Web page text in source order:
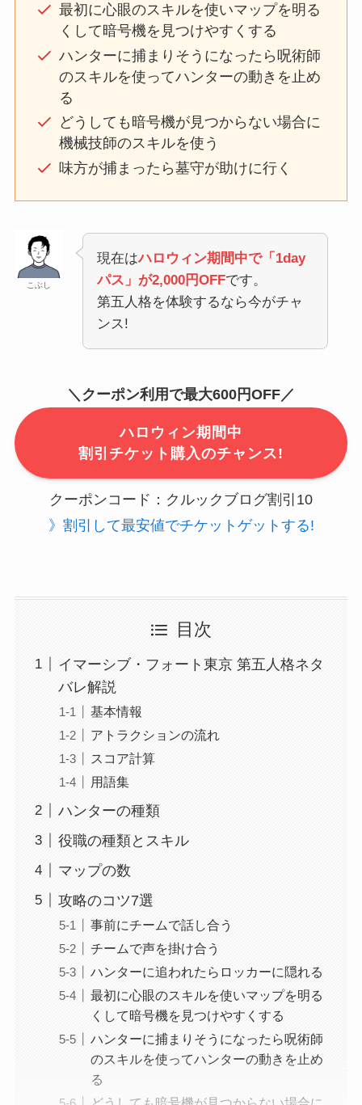
最初に心眼のスキルを使いマップを明る
くして暗号機を見つけやすくする
ハンターに捕まりそうになったら呪術師
のスキルを使ってハンターの動きを止め
る
どうしても暗号機が見つからない場合に
機械技師のスキルを使う
味方が捕まったら墓守が助けに行く
こぶし
現在はハロウィン期間中で「1day
パス」が2,000円OFFです。
第五人格を体験するなら今がチャ
ンス!
＼クーポン利用で最大600円OFF／
ハロウィン期間中
割引チケット購入のチャンス!
クーポンコード：クルックブログ割引10
》割引して最安値でチケットゲットする!
目次
イマーシブ・フォート東京 第五人格ネタ
バレ解説
基本情報
アトラクションの流れ
スコア計算
用語集
ハンターの種類
役職の種類とスキル
マップの数
攻略のコツ7選
事前にチームで話し合う
チームで声を掛け合う
ハンターに追われたらロッカーに隠れる
最初に心眼のスキルを使いマップを明る
くして暗号機を見つけやすくする
ハンターに捕まりそうになったら呪術師
のスキルを使ってハンターの動きを止め
る